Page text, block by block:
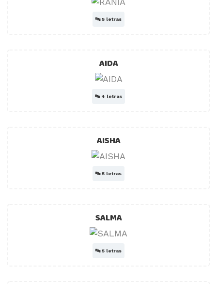
🔤5 letras
AIDA
🔤 4 letras
AISHA
🔤5 letras
SALMA
🔤5 letras